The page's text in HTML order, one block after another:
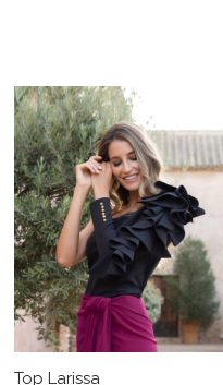
Top Larissa